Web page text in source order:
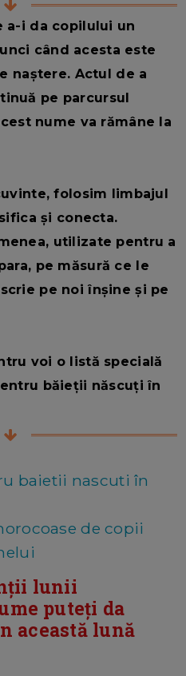
a-i da copilului un
când acesta este
naștere. Actul de a
pe parcursul
nume va rămâne la
folosim limbajul
și conecta.
utilizate pentru a
pe măsură ce le
pe noi înșine și pe
voi o listă specială
băieții născuți în
baietii nascuti în
de copii
lunii
puteți da
această lună